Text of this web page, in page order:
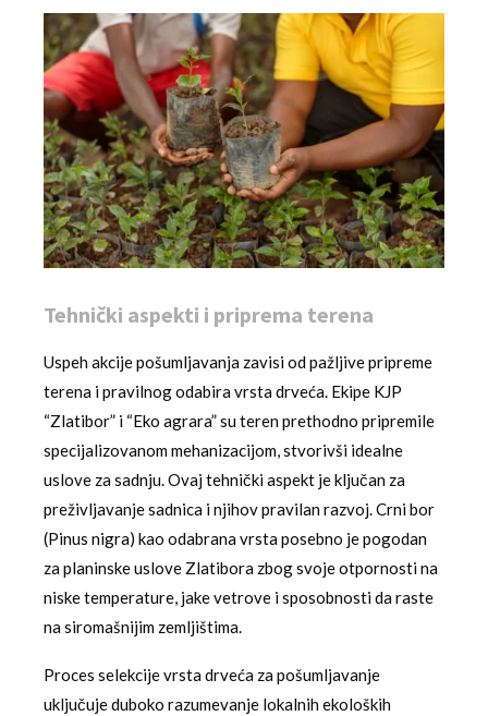
Tehnički aspekti i priprema terena
Uspeh akcije pošumljavanja zavisi od pažljive pripreme
terena i pravilnog odabira vrsta drveća. Ekipe KJP
“Zlatibor” i “Eko agrara” su teren prethodno pripremile
specijalizovanom mehanizacijom, stvorivši idealne
uslove za sadnju. Ovaj tehnički aspekt je ključan za
preživljavanje sadnica i njihov pravilan razvoj. Crni bor
(Pinus nigra) kao odabrana vrsta posebno je pogodan
za planinske uslove Zlatibora zbog svoje otpornosti na
niske temperature, jake vetrove i sposobnosti da raste
na siromašnijim zemljištima.
Proces selekcije vrsta drveća za pošumljavanje
uključuje duboko razumevanje lokalnih ekoloških